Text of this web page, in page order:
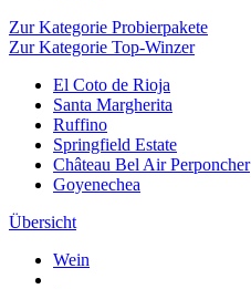
Zur Kategorie Probierpakete
Zur Kategorie Top-Winzer
El Coto de Rioja
Santa Margherita
Ruffino
Springfield Estate
Château Bel Air Perponcher
Goyenechea
Übersicht
Wein